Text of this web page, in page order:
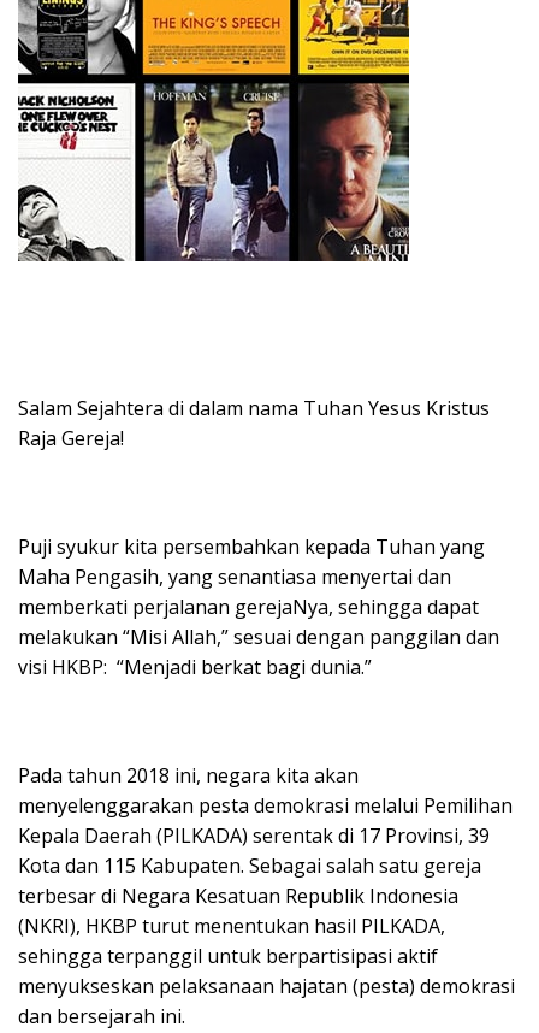
Salam Sejahtera di dalam nama Tuhan Yesus Kristus
Raja Gereja!
Puji syukur kita persembahkan kepada Tuhan yang
Maha Pengasih, yang senantiasa menyertai dan
memberkati perjalanan gerejaNya, sehingga dapat
melakukan “Misi Allah,” sesuai dengan panggilan dan
visi HKBP: “Menjadi berkat bagi dunia.”
Pada tahun 2018 ini, negara kita akan
menyelenggarakan pesta demokrasi melalui Pemilihan
Kepala Daerah (PILKADA) serentak di 17 Provinsi, 39
Kota dan 115 Kabupaten. Sebagai salah satu gereja
terbesar di Negara Kesatuan Republik Indonesia
(NKRI), HKBP turut menentukan hasil PILKADA,
sehingga terpanggil untuk berpartisipasi aktif
menyukseskan pelaksanaan hajatan (pesta) demokrasi
dan bersejarah ini.